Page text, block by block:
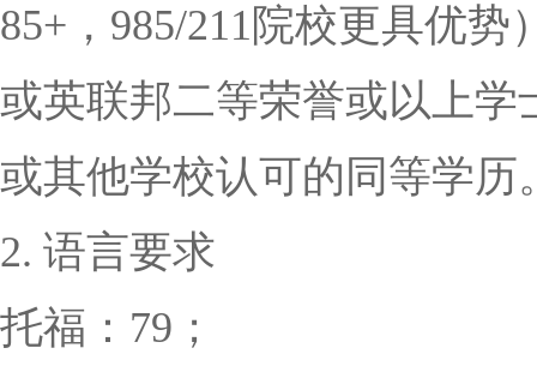
85+，985/211院校更具优势
或英联邦二等荣誉或以上学
或其他学校认可的同等学历
2. 语言要求
托福：79；